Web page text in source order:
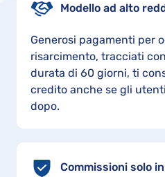
Modello ad alto
Generosi pagamenti per
risarcimento, tracciati
durata di 60 giorni, ti
credito anche se gli
dopo.
Commissioni solo